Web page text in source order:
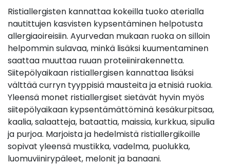
Ristiallergisten kannattaa kokeilla tuoko aterialla
nautittujen kasvisten kypsentäminen helpotusta
allergiaoireisiin. Ayurvedan mukaan ruoka on silloin
helpommin sulavaa, minkä lisäksi kuumentaminen
saattaa muuttaa ruuan proteiinirakennetta.
Siitepölyaikaan ristiallergisen kannattaa lisäksi
välttää curryn tyyppisiä mausteita ja etnisiä ruokia.
Yleensä monet ristiallergiset sietävät hyvin myös
siitepölyaikaan kypsentämättöminä kesäkurpitsaa,
kaalia, salaatteja, bataattia, maissia, kurkkua, sipulia
ja purjoa. Marjoista ja hedelmistä ristiallergikoille
sopivat yleensä mustikka, vadelma, puolukka,
luomuviinirypäleet, melonit ja banaani.